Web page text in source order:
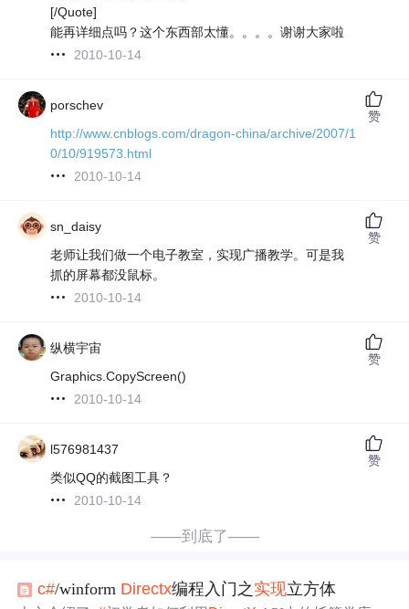
[/Quote]
能再详细点吗？这个东西部太懂。。。。谢谢大家啦
2010-10-14
porschev
http://www.cnblogs.com/dragon-china/archive/2007/1
0/10/919573.html
2010-10-14
赞
sn_daisy
老师让我们做一个电子教室，实现广播教学。可是我
抓的屏幕都没鼠标。
2010-10-14
赞
纵横宇宙
Graphics.CopyScreen()
2010-10-14
赞
l576981437
类似QQ的截图工具？
2010-10-14
赞
——到底了——
c#/winform Directx编程入门之 实现立方体